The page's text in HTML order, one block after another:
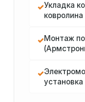
✓Укладка
ковролина
✓Монтаж
✓